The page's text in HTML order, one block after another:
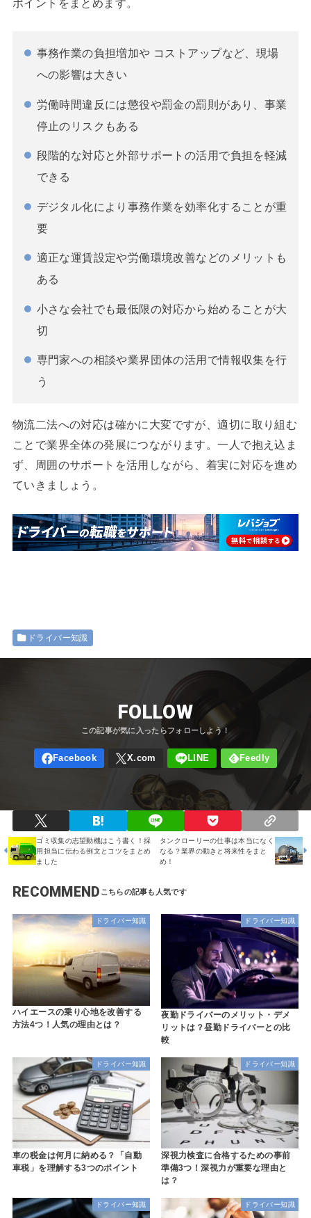
ポイントをまとめます。
事務作業の負担増加や コストアップなど、現場
への影響は大きい
労働時間違反には懲役や罰金の罰則があり、事業
停止のリスクもある
段階的な対応と外部サポートの活用で負担を軽減
できる
デジタル化により事務作業を効率化することが重
要
適正な運賃設定や労働環境改善などのメリットも
ある
小さな会社でも最低限の対応から始めることが大
切
専門家への相談や業界団体の活用で情報収集を行
う
物流二法への対応は確かに大変ですが、適切に取り組む
ことで業界全体の発展につながります。一人で抱え込ま
ず、周囲のサポートを活用しながら、着実に対応を進め
ていきましょう。
ドライバー知識
FOLLOW
ゴミ収集の志望動機はこう書く！採
用担当に伝わる例文とコツをまとめ
ました
タンクローリーの仕事は本当になく
なる？業界の動きと将来性をまと
め！
RECOMMEND
ドライバー知識
ハイエースの乗り心地を改善する
方法4つ！人気の理由とは？
ドライバー知識
夜勤ドライバーのメリット・デメ
リットは？昼勤ドライバーとの比
較
ドライバー知識
車の税金は何月に納める？「自動
車税」を理解する3つのポイント
ドライバー知識
深視力検査に合格するための事前
準備3つ！深視力が重要な理由と
は？
ドライバー知識 ドライバー知識